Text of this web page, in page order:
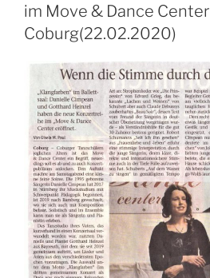
im Move & Dance Center
Coburg(22.02.2020)